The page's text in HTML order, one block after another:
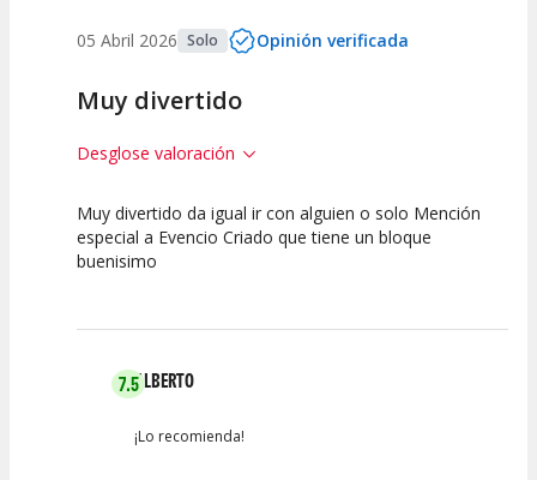
05 Abril 2026 Solo Opinión verificada
Muy divertido
Desglose valoración
10
Calidad del
10 10
Muy divertido da igual ir con alguien o solo Mención
especial a Evencio Criado que tiene un bloque
buenisimo
7.5ALBERTO
¡Lo recomienda!